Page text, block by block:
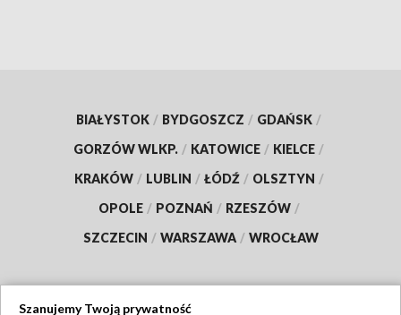
BIAŁYSTOK / BYDGOSZCZ / GDAŃSK /
GORZÓW WLKP. / KATOWICE / KIELCE /
KRAKÓW / LUBLIN / ŁÓDŹ / OLSZTYN /
OPOLE / POZNAŃ / RZESZÓW /
SZCZECIN / WARSZAWA / WROCŁAW
Szanujemy Twoją prywatność